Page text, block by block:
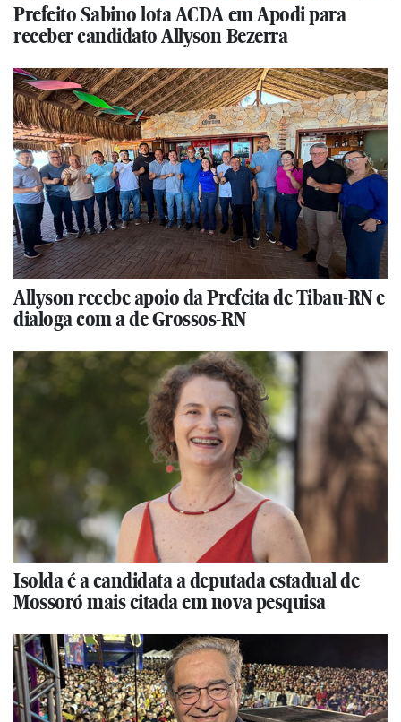
Prefeito Sabino lota ACDA em Apodi para
receber candidato Allyson Bezerra
Allyson recebe apoio da Prefeita de Tibau-RN e
dialoga com a de Grossos-RN
Isolda é a candidata a deputada estadual de
Mossoró mais citada em nova pesquisa